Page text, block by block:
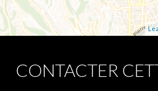
CONTACTER